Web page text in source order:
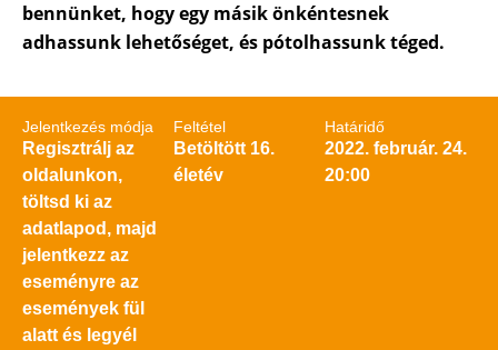
bennünket, hogy egy másik önkéntesnek
adhassunk lehetőséget, és pótolhassunk téged.
Jelentkezés módja
Regisztrálj az
oldalunkon,
töltsd ki az
adatlapod, majd
jelentkezz az
eseményre az
események fül
alatt és legyél
Feltétel
Betöltött 16.
életév
Határidő
2022. február. 24.
20:00